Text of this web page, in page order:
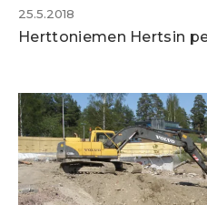
25.5.2018
Herttoniemen Hertsin